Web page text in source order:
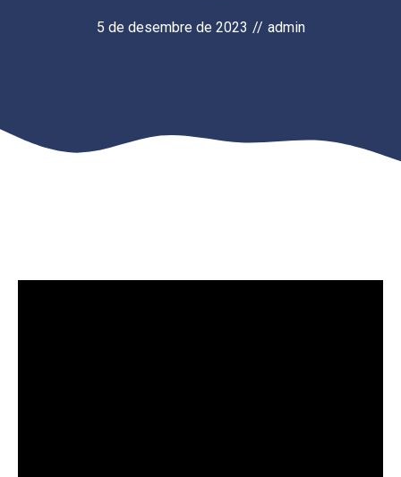
5 de desembre de 2023 // admin